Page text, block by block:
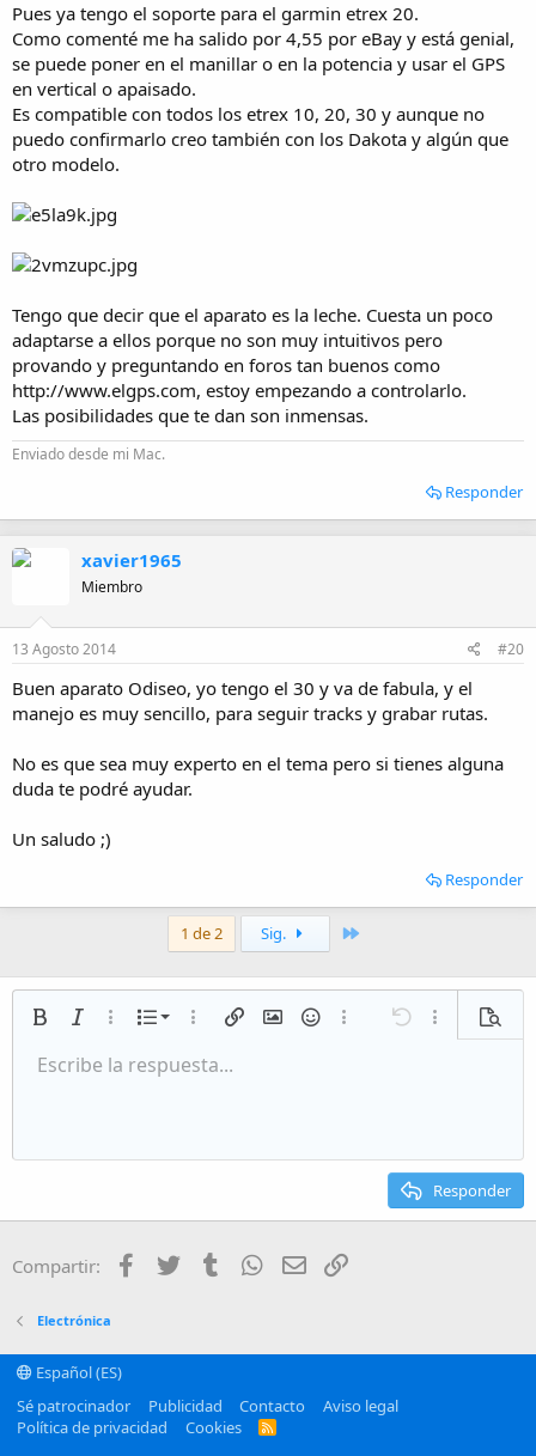
Pues ya tengo el soporte para el garmin etrex 20.
Como comenté me ha salido por 4,55 por eBay y está genial,
se puede poner en el manillar o en la potencia y usar el GPS
en vertical o apaisado.
Es compatible con todos los etrex 10, 20, 30 y aunque no
puedo confirmarlo creo también con los Dakota y algún que
otro modelo.
Tengo que decir que el aparato es la leche. Cuesta un poco
adaptarse a ellos porque no son muy intuitivos pero
provando y preguntando en foros tan buenos como
http://www.elgps.com, estoy empezando a controlarlo.
Las posibilidades que te dan son inmensas.
Enviado desde mi Mac.
Responder
xavier1965
Miembro
13 Agosto 2014 #20
Buen aparato Odiseo, yo tengo el 30 y va de fabula, y el
manejo es muy sencillo, para seguir tracks y grabar rutas.
No es que sea muy experto en el tema pero si tienes alguna
duda te podré ayudar.
Un saludo ;)
Responder
1 de 2 Sig.
NegritaCursivaMás opciones…
Lista
Lista numerada
Lista desordenada
Más opciones…
Insertar enlace
Insertar imagen
EmoticonosMás opciones…
Deshacer
Más
Vista
Tamaño del texto
9
Color de texto
Fuente Arial
Trebuchet MS
TachadoSubrayado
AlineamientoAlineación izquierda
Paragraph format
Normal
Heading 2
CitarMultimedia
Insert table
Insert horizontal line
SpoilerCódigo
RehacerCambiar a código BB
Eliminar formato
BorradoresGuardar borrador
Escribe la respuesta...
Responder
Compartir: Facebook
Twitter TumblrWhatsApp
Email
Electrónica
Español (ES)
Sé patrocinador
Publicidad Contacto
Aviso legal
Política de privacidad
Cookies
R